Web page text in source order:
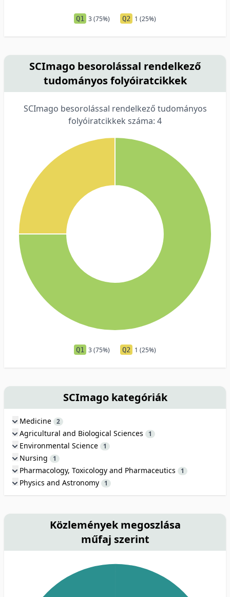
Q1 3 (75%) Q2 1 (25%)
SCImago besorolással rendelkező
tudományos folyóiratcikkek
SCImago besorolással rendelkező tudományos
folyóiratcikkek száma: 4
Q1 3 (75%) Q2 1 (25%)
SCImago kategóriák
Medicine 2
Agricultural and Biological Sciences 1
Environmental Science 1
Nursing 1
Pharmacology, Toxicology and Pharmaceutics 1
Physics and Astronomy 1
Közlemények megoszlása
műfaj szerint